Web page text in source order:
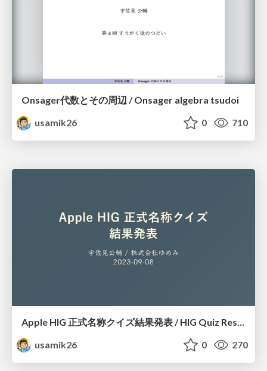
Onsager代数とその周辺 / Onsager algebra tsudoi
usamik26
0 710
usamik26
0 270